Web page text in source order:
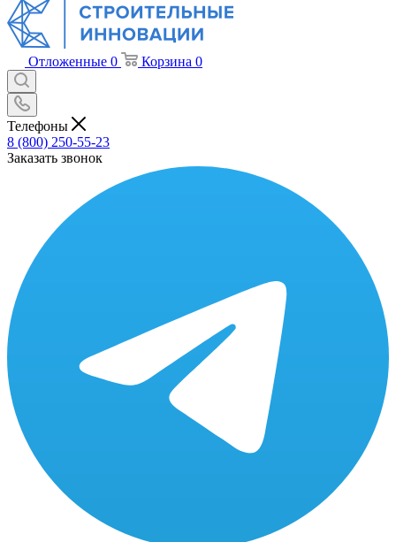
Отложенные 0 Корзина 0
Телефоны
8 (800) 250-55-23
Заказать звонок